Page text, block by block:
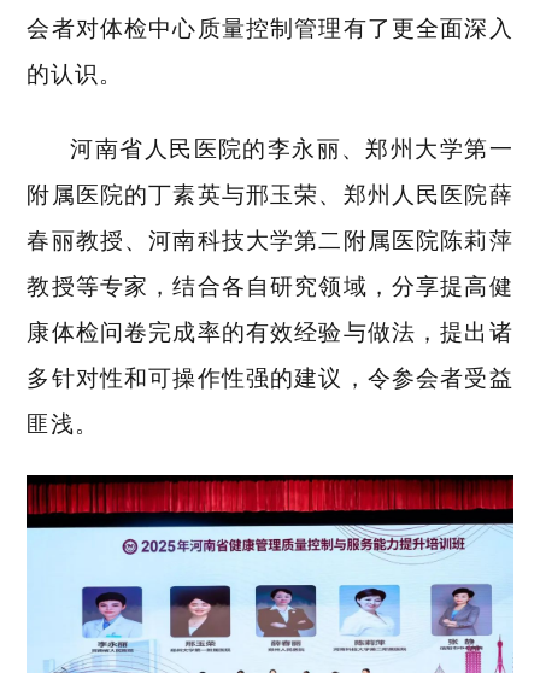
会者对体检中心质量控制管理有了更全面深入
的认识。
河南省人民医院的李永丽、郑州大学第一
附属医院的丁素英与邢玉荣、郑州人民医院薛
春丽教授、河南科技大学第二附属医院陈莉萍
教授等专家，结合各自研究领域，分享提高健
康体检问卷完成率的有效经验与做法，提出诸
多针对性和可操作性强的建议，令参会者受益
匪浅。